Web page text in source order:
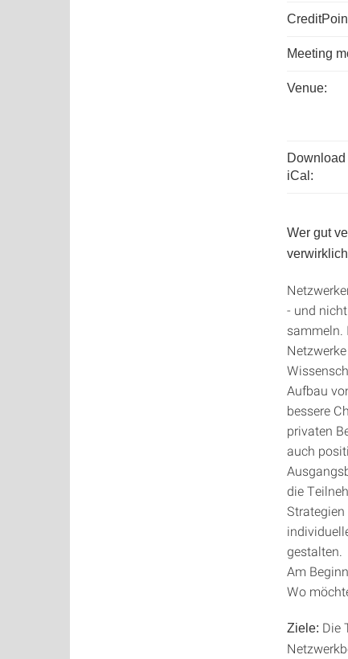
Meeting
Venue:
Download
iCal:
Wer gut
- und
sammeln.
Aufbau
bessere
privaten
auch
die
gestalten.
Am
Wo
Ziele: Die